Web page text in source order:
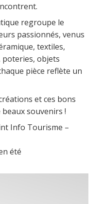
regroupe le
passionnés, venus
textiles,
poteries, objets
pièce reflète un
et ces bons
souvenirs !
Info Tourisme –
été